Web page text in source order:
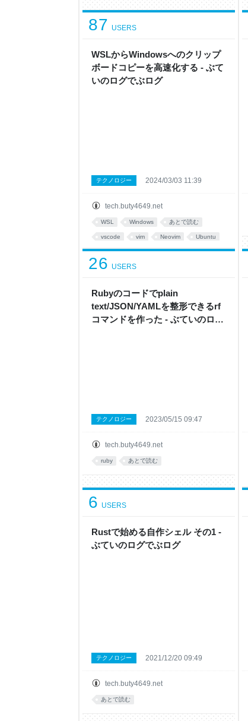
WSLからWindowsへのクリップ
ボードコピーを高速化する - ぶて
いのログでぶログ
87 USERS
tech.buty4649.net
テクノロジー 2024/03/03 11:39
WSL Windows あとで読む
vscode vim Neovim Ubuntu
tool
Rubyのコードでplain
text/JSON/YAMLを整形できるrf
コマンドを作った - ぶていのログ
26 USERS
tech.buty4649.net
テクノロジー 2023/05/15 09:47
ruby あとで読む
Rustで始める自作シェル その1 -
ぶていのログでぶログ
6 USERS
tech.buty4649.net
テクノロジー 2021/12/20 09:49
あとで読む